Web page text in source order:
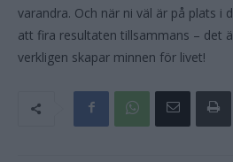
varandra. Och när ni väl är på plats i
att fira resultaten tillsammans – det
verkligen skapar minnen för livet!